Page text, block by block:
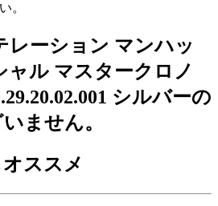
。
レーション マンハッ
ャル マスタークロノ
シルバーの
ません。
ススメ